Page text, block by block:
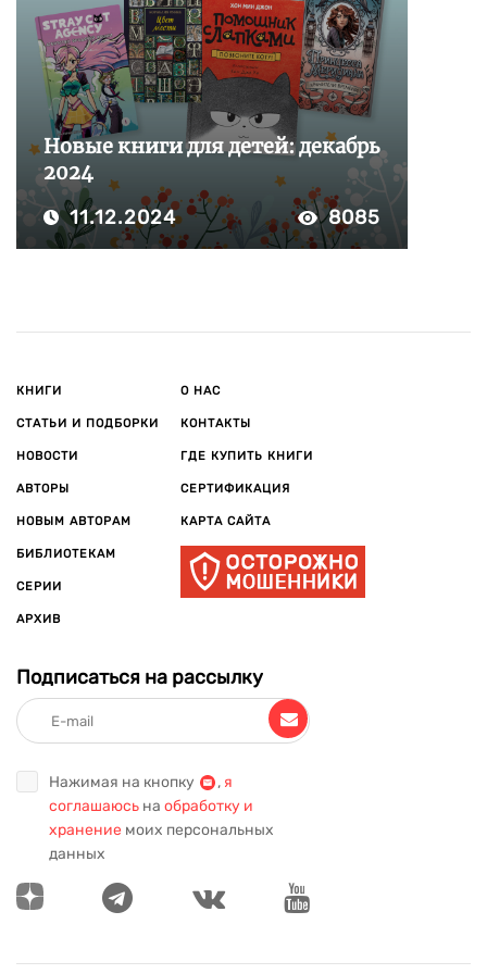
Новые книги для детей: декабрь
2024
11.12.2024 8085
КНИГИ
СТАТЬИ И ПОДБОРКИ
НОВОСТИ
АВТОРЫ
НОВЫМ АВТОРАМ
БИБЛИОТЕКАМ
СЕРИИ
АРХИВ
О НАС
КОНТАКТЫ
ГДЕ КУПИТЬ КНИГИ
СЕРТИФИКАЦИЯ
КАРТА САЙТА
Подписаться на рассылку
Нажимая на кнопку , я
соглашаюсь на обработку и
хранение моих персональных
данных